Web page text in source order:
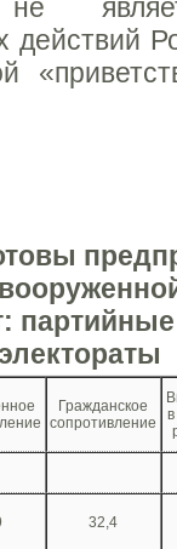
не
действий
Гражданское
сопротивление
32,4